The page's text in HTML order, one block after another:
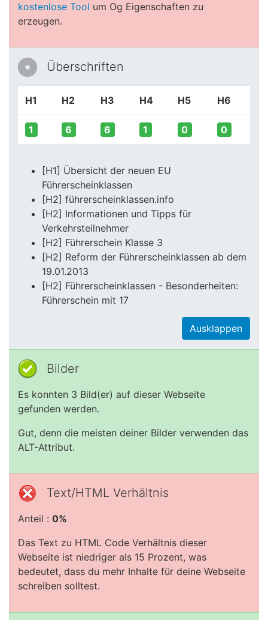
kostenlose Tool um Og Eigenschaften zu
erzeugen.
Überschriften
H1 H2 H3 H4 H5 H6
1 6 6 1 0 0
[H1] Übersicht der neuen EU
Führerscheinklassen
[H2] führerscheinklassen.info
[H2] Informationen und Tipps für
Verkehrsteilnehmer
[H2] Führerschein Klasse 3
[H2] Reform der Führerscheinklassen ab dem
19.01.2013
[H2] Führerscheinklassen - Besonderheiten:
Führerschein mit 17
Ausklappen
Bilder
Es konnten 3 Bild(er) auf dieser Webseite
gefunden werden.
Gut, denn die meisten deiner Bilder verwenden das
ALT-Attribut.
Text/HTML Verhältnis
Anteil : 0%
Das Text zu HTML Code Verhältnis dieser
Webseite ist niedriger als 15 Prozent, was
bedeutet, dass du mehr Inhalte für deine Webseite
schreiben solltest.